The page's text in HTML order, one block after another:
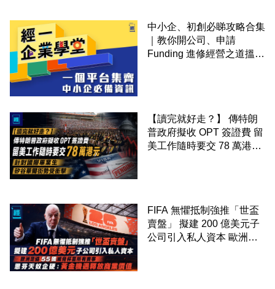
中小企、初創必睇攻略合集
｜教你開公司、申請
Funding 進修經營之道搵大
【讀完就好走？】 傳特朗
普政府擬收 OPT 簽證費 留
美工作隨時要交 78 萬港元
FIFA 無懼抵制強推「世盃
賣盤」 擬建 200 億美元子
公司引入私人資本 歐洲足